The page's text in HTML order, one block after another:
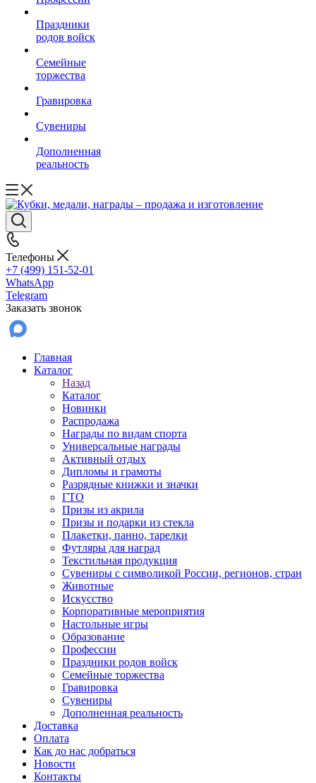
Праздники
родов войск
Семейные
торжества
Гравировка
Сувениры
Дополненная
реальность
Телефоны
+7 (499) 151-52-01
WhatsApp
Telegram
Заказать звонок
Главная
Каталог
Назад
Каталог
Новинки
Распродажа
Награды по видам спорта
Универсальные награды
Активный отдых
Дипломы и грамоты
Разрядные книжки и значки
ГТО
Призы из акрила
Призы и подарки из стекла
Плакетки, панно, тарелки
Футляры для наград
Текстильная продукция
Сувениры с символикой России, регионов, стран
Животные
Искусство
Корпоративные мероприятия
Настольные игры
Образование
Профессии
Праздники родов войск
Семейные торжества
Гравировка
Сувениры
Дополненная реальность
Доставка
Оплата
Как до нас добраться
Новости
Контакты